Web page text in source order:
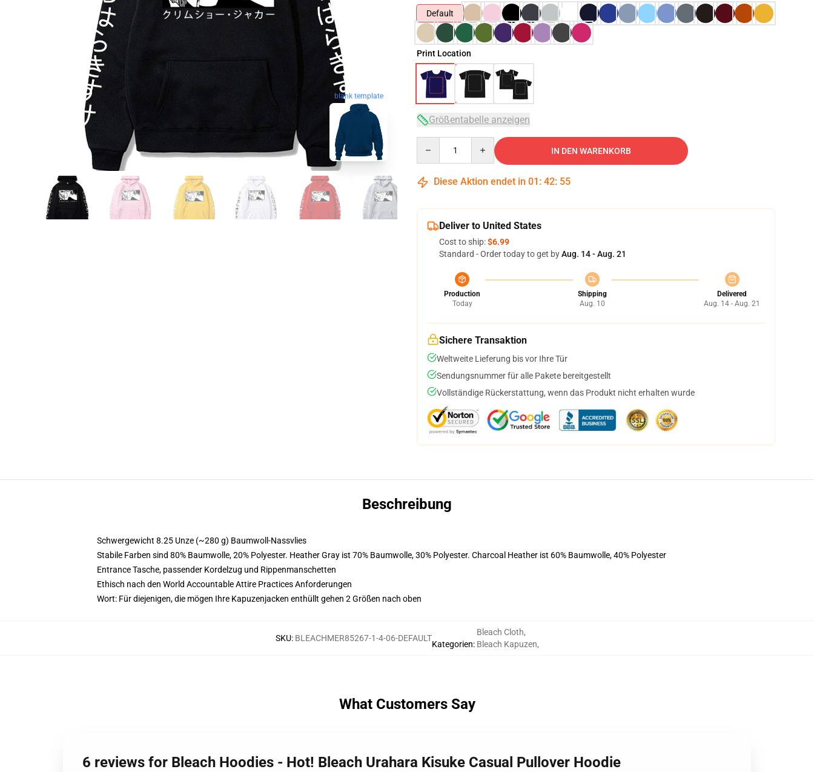
blank template
Default
Print Location
Größentabelle anzeigen
IN DEN WARENKORB
Diese Aktion endet in 01 : 42: 54
Deliver to United States
Cost to ship:$6.99
Standard - Order today to get byAug. 14 - Aug. 21
Production
Today
Shipping
Aug. 10
Delivered
Aug. 14 - Aug. 21
Sichere Transaktion
Weltweite Lieferung bis vor Ihre Tür
Sendungsnummer für alle Pakete bereitgestellt
Vollständige Rückerstattung, wenn das Produkt nicht erhalten wurde
Beschreibung
Schwergewicht 8.25 Unze (~280 g) Baumwoll-Nassvlies
Stabile Farben sind 80% Baumwolle, 20% Polyester. Heather Gray ist 70% Baumwolle, 30% Polyester. Charcoal Heather ist 60% Baumwolle, 40% Polyester
Entrance Tasche, passender Kordelzug und Rippenmanschetten
Ethisch nach den World Accountable Attire Practices Anforderungen
Wort: Für diejenigen, die mögen Ihre Kapuzenjacken enthüllt gehen 2 Größen nach oben
SKU: BLEACHMER85267-1-4-06-DEFAULT
Kategorien:
Bleach Cloth,
Bleach Kapuzen,
What Customers Say
6 reviews for Bleach Hoodies - Hot! Bleach Urahara Kisuke Casual Pullover Hoodie